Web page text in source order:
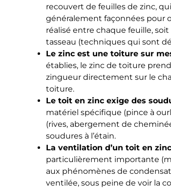
recouvert de feuilles de zinc,
généralement façonnées pour
réalisé entre chaque feuille,
tasseau (techniques qui sont
Le zinc est une toiture sur
établies, le zinc de toiture
zingueur directement sur le
toiture.
Le toit en zinc exige des
matériel spécifique (pince à
(rives, abergement de
soudures à l’étain.
La ventilation d’un toit en
particulièrement importante
aux phénomènes de
ventilée, sous peine de voir la